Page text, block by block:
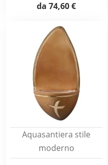
da 74,60 €
Aquasantiera stile
moderno